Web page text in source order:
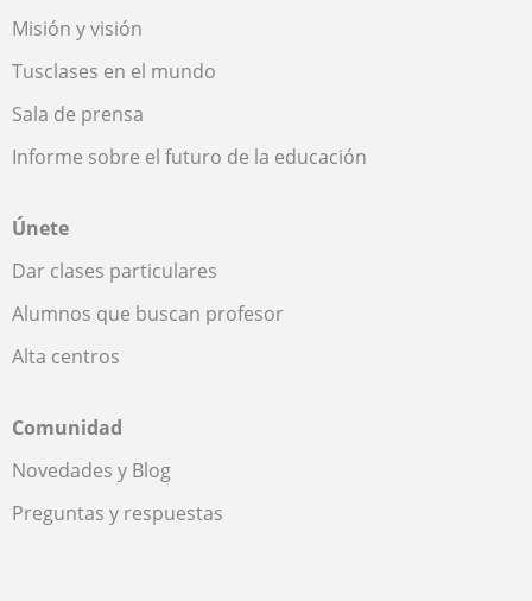
Misión y visión
Tusclases en el mundo
Sala de prensa
Informe sobre el futuro de la educación
Únete
Dar clases particulares
Alumnos que buscan profesor
Alta centros
Comunidad
Novedades y Blog
Preguntas y respuestas